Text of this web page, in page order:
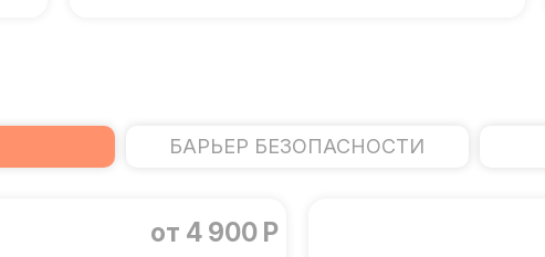
БАРЬЕР БЕЗОПАСНОСТИ
от 4 900 Р